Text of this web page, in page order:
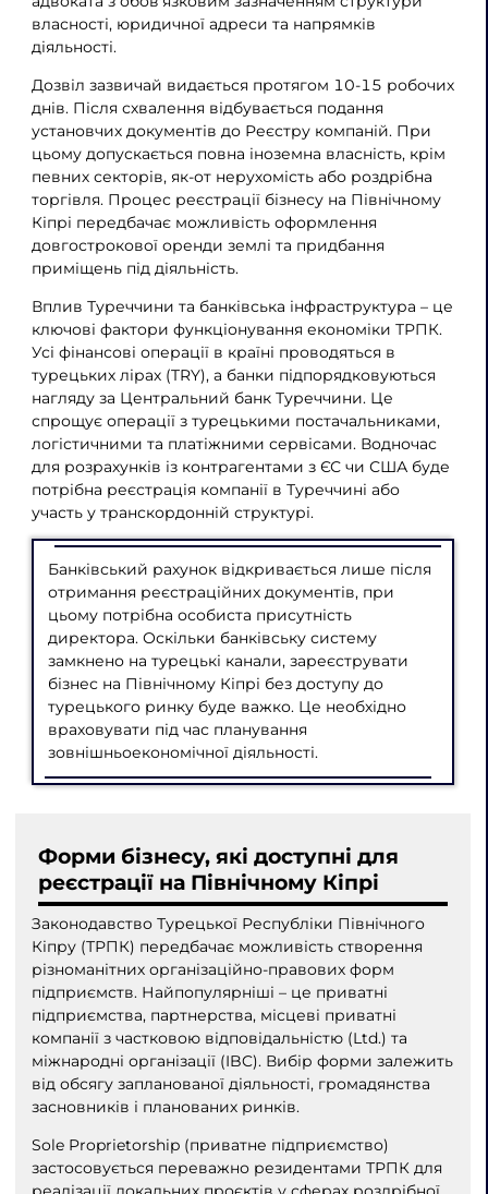
власності, юридичної адреси та напрямків
діяльності.
Дозвіл зазвичай видається протягом 10-15 робочих
днів. Після схвалення відбувається подання
установчих документів до Реєстру компаній. При
цьому допускається повна іноземна власність, крім
певних секторів, як-от нерухомість або роздрібна
торгівля. Процес реєстрації бізнесу на Північному
Кіпрі передбачає можливість оформлення
довгострокової оренди землі та придбання
приміщень під діяльність.
Вплив Туреччини та банківська інфраструктура – це
ключові фактори функціонування економіки ТРПК.
Усі фінансові операції в країні проводяться в
турецьких лірах (TRY), а банки підпорядковуються
нагляду за Центральний банк Туреччини. Це
спрощує операції з турецькими постачальниками,
логістичними та платіжними сервісами. Водночас
для розрахунків із контрагентами з ЄС чи США буде
потрібна реєстрація компанії в Туреччині або
участь у транскордонній структурі.
Банківський рахунок відкривається лише після
отримання реєстраційних документів, при
цьому потрібна особиста присутність
директора. Оскільки банківську систему
замкнено на турецькі канали, зареєструвати
бізнес на Північному Кіпрі без доступу до
турецького ринку буде важко. Це необхідно
враховувати під час планування
зовнішньоекономічної діяльності.
Форми бізнесу, які доступні для
реєстрації на Північному Кіпрі
Законодавство Турецької Республіки Північного
Кіпру (ТРПК) передбачає можливість створення
різноманітних організаційно-правових форм
підприємств. Найпопулярніші – це приватні
підприємства, партнерства, місцеві приватні
компанії з частковою відповідальністю (Ltd.) та
міжнародні організації (IBC). Вибір форми залежить
від обсягу запланованої діяльності, громадянства
засновників і планованих ринків.
Sole Proprietorship (приватне підприємство)
застосовується переважно резидентами ТРПК для